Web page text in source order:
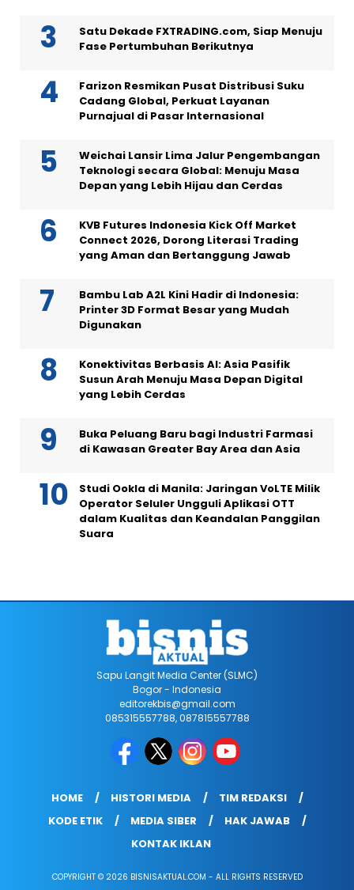
Satu Dekade FXTRADING.com, Siap Menuju
Fase Pertumbuhan Berikutnya
Farizon Resmikan Pusat Distribusi Suku
Cadang Global, Perkuat Layanan
Purnajual di Pasar Internasional
Weichai Lansir Lima Jalur Pengembangan
Teknologi secara Global: Menuju Masa
Depan yang Lebih Hijau dan Cerdas
KVB Futures Indonesia Kick Off Market
Connect 2026, Dorong Literasi Trading
yang Aman dan Bertanggung Jawab
Bambu Lab A2L Kini Hadir di Indonesia:
Printer 3D Format Besar yang Mudah
Digunakan
Konektivitas Berbasis AI: Asia Pasifik
Susun Arah Menuju Masa Depan Digital
yang Lebih Cerdas
Buka Peluang Baru bagi Industri Farmasi
di Kawasan Greater Bay Area dan Asia
Studi Ookla di Manila: Jaringan VoLTE Milik
Operator Seluler Ungguli Aplikasi OTT
dalam Kualitas dan Keandalan Panggilan
Suara
Sapu Langit Media Center (SLMC)
Bogor - Indonesia
editorekbis@gmail.com
085315557788, 087815557788
HOME HISTORI MEDIA
TIM REDAKSI
KODE ETIK
MEDIA SIBER
HAK JAWAB
KONTAK IKLAN
COPYRIGHT © 2026 BISNISAKTUAL.COM - ALL RIGHTS RESERVED